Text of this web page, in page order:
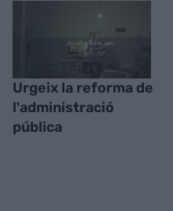
Urgeix la reforma de
l'administració
pública